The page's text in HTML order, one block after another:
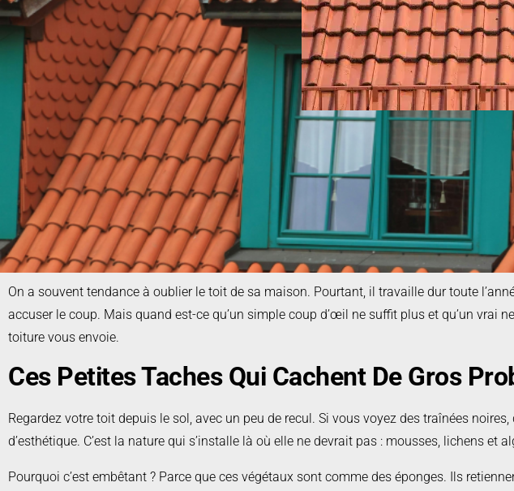
On a souvent tendance à oublier le toit de sa maison. Pourtant, il travaille dur toute
accuser le coup. Mais quand est-ce qu’un simple coup d’œil ne suffit plus et qu’un vrai
toiture vous envoie.
Ces Petites Taches Qui Cachent De Gros
Regardez votre toit depuis le sol, avec un peu de recul. Si vous voyez des traînées
d’esthétique. C’est la nature qui s’installe là où elle ne devrait pas : mousses, lichens et
Pourquoi c’est embêtant ? Parce que ces végétaux sont comme des éponges. Ils